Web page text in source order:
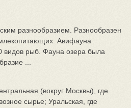
разнообразием. Разнообразен
Авифауна
видов рыб. Фауна озера была
...
(вокруг Москвы), где
сырье; Уральская, где